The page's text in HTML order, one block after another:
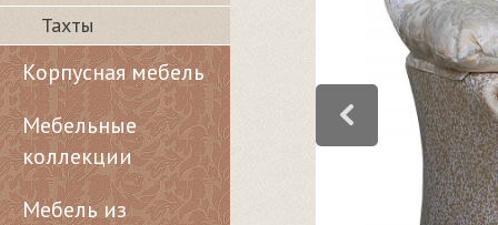
Тахты
Корпусная мебель
Мебельные
коллекции
Мебель из